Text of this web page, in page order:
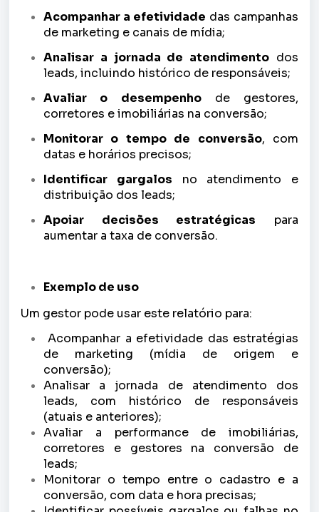
Acompanhar a efetividade das campanhas
de marketing e canais de mídia;
Analisar a jornada de atendimento dos
leads, incluindo histórico de responsáveis;
Avaliar o desempenhode gestores,
corretores e imobiliárias na conversão;
Monitorar o tempo de conversão, com
datas e horários precisos;
Identificar gargalos no atendimento e
distribuição dos leads;
Apoiar decisões estratégicas para
aumentar a taxa de conversão.
Exemplo de uso
Um gestor pode usar este relatório para:
Acompanhar a efetividade das estratégias
de marketing (mídia de origem e
conversão);
Analisar a jornada de atendimento dos
leads, com histórico de responsáveis
(atuais e anteriores);
Avaliar a performance de imobiliárias,
corretores e gestores na conversão de
leads;
Monitorar o tempo entre o cadastro e a
conversão, com data e hora precisas;